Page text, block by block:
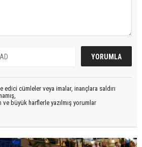
edici cümleler veya imalar, inançlara saldırı
büyük harflerle yazılmış yorumlar